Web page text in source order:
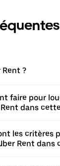
?
faire pour
dans
les critères
Rent dans